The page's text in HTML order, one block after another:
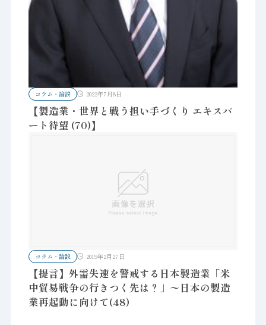
コラム・論説 2022年7月8日
【製造業・世界と戦う担い手づくり エキスパ
ート待望 (70)】
コラム・論説 2019年2月27日
【提言】外需失速を警戒する日本製造業「米
中貿易戦争の行きつく先は？」〜日本の製造
業再起動に向けて(48)